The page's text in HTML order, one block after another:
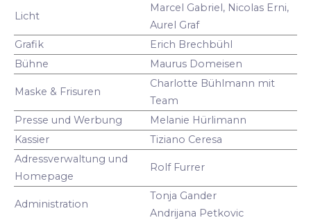
Licht
Marcel Gabriel, Nicolas Erni,
Aurel Graf
Grafik
Erich Brechbühl
Bühne
Maurus Domeisen
Maske & Frisuren
Charlotte Bühlmann mit
Team
Presse und Werbung
Melanie Hürlimann
Kassier
Tiziano Ceresa
Adressverwaltung und
Homepage
Rolf Furrer
Administration
Tonja Gander
Andrijana Petkovic